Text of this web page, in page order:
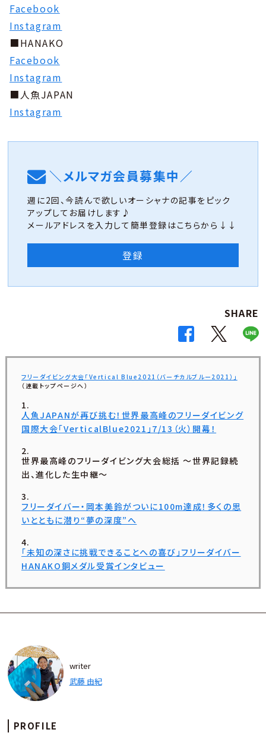
Facebook
Instagram
■HANAKO
Facebook
Instagram
■人魚JAPAN
Instagram
＼メルマガ会員募集中／
週に2回、今読んで欲しいオーシャナの記事をピック
アップしてお届けします♪
メールアドレスを入力して簡単登録はこちらから↓↓
登録
SHARE
フリーダイビング大会「Vertical Blue2021（バーチカルブルー2021）」
（連載トップページへ）
人魚JAPANが再び挑む！世界最高峰のフリーダイビング
国際大会「VerticalBlue2021」7/13（火）開幕！
世界最高峰のフリーダイビング大会総括 〜世界記録続
出、進化した生中継〜
フリーダイバー・岡本美鈴がついに100m達成！多くの思
いとともに潜り“夢の深度”へ
「未知の深さに挑戦できることへの喜び」フリーダイバー
HANAKO銅メダル受賞インタビュー
writer
武藤 由紀
PROFILE